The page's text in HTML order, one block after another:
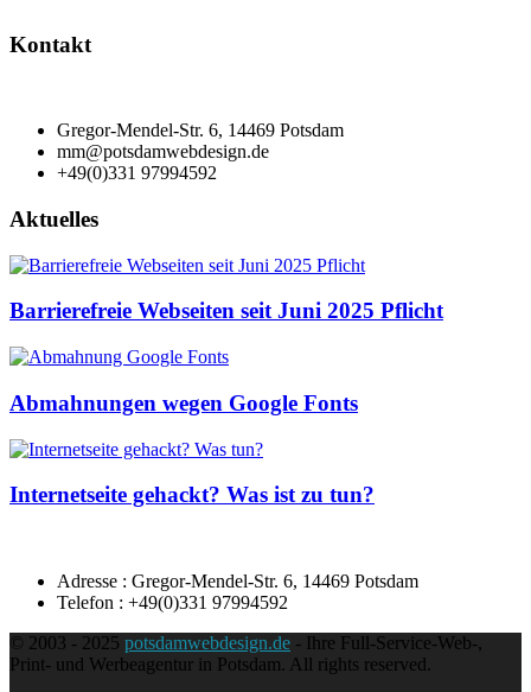
Kontakt
Gregor-Mendel-Str. 6, 14469 Potsdam
mm@potsdamwebdesign.de
+49(0)331 97994592
Aktuelles
Barrierefreie Webseiten seit Juni 2025 Pflicht
Abmahnungen wegen Google Fonts
Internetseite gehackt? Was ist zu tun?
Adresse : Gregor-Mendel-Str. 6, 14469 Potsdam
Telefon : +49(0)331 97994592
© 2003 - 2025 potsdamwebdesign.de - Ihre Full-Service-Web-,
Print- und Werbeagentur in Potsdam. All rights reserved.